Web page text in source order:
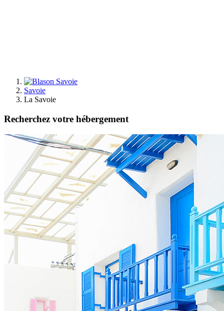
Savoie
La Savoie
Recherchez votre hébergement